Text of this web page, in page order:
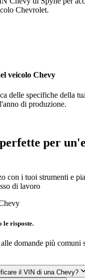
Chevrolet.
veicolo Chevy
delle specifiche della
di produzione.
per
con i tuoi strumenti e
di lavoro
le risposte.
domande più comuni
il VIN di una Chevy?